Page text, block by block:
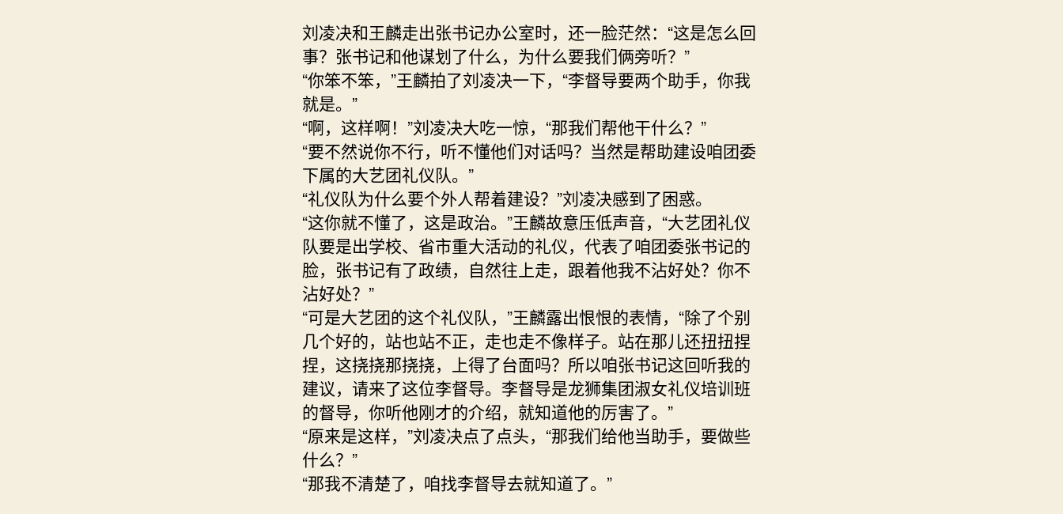
刘凌决和王麟走出张书记办公室时，还一脸茫然：“这是怎么回
事？张书记和他谋划了什么，为什么要我们俩旁听？”
“你笨不笨，”王麟拍了刘凌决一下，“李督导要两个助手，你我
就是。”
“啊，这样啊！”刘凌决大吃一惊，“那我们帮他干什么？”
“要不然说你不行，听不懂他们对话吗？当然是帮助建设咱团委
下属的大艺团礼仪队。”
“礼仪队为什么要个外人帮着建设？”刘凌决感到了困惑。
“这你就不懂了，这是政治。”王麟故意压低声音，“大艺团礼仪
队要是出学校、省市重大活动的礼仪，代表了咱团委张书记的
脸，张书记有了政绩，自然往上走，跟着他我不沾好处？你不
沾好处？”
“可是大艺团的这个礼仪队，”王麟露出恨恨的表情，“除了个别
几个好的，站也站不正，走也走不像样子。站在那儿还扭扭捏
捏，这挠挠那挠挠，上得了台面吗？所以咱张书记这回听我的
建议，请来了这位李督导。李督导是龙狮集团淑女礼仪培训班
的督导，你听他刚才的介绍，就知道他的厉害了。”
“原来是这样，”刘凌决点了点头，“那我们给他当助手，要做些
什么？”
“那我不清楚了，咱找李督导去就知道了。”